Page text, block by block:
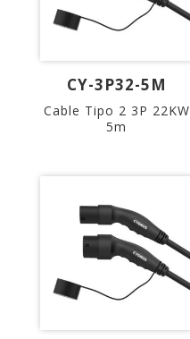
CY-3P32-5M
Cable Tipo 2 3P 22KW
5m